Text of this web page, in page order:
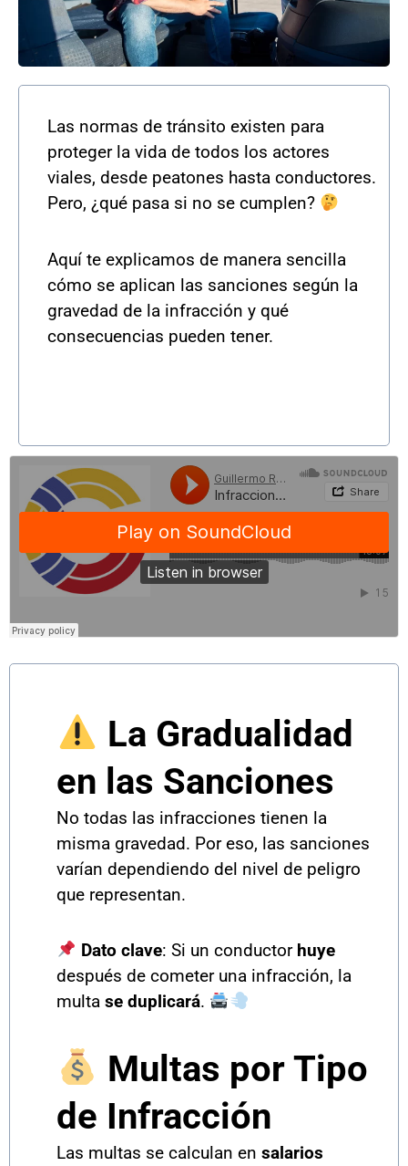
Las normas de tránsito existen para
proteger la vida de todos los actores
viales, desde peatones hasta conductores.
Pero, ¿qué pasa si no se cumplen?
Aquí te explicamos de manera sencilla
cómo se aplican las sanciones según la
gravedad de la infracción y qué
consecuencias pueden tener.
La Gradualidad
en las Sanciones
No todas las infracciones tienen la
misma gravedad. Por eso, las sanciones
varían dependiendo del nivel de peligro
que representan.
Dato clave: Si un conductor huye
después de cometer una infracción, la
multa se duplicará.
Multas por Tipo
de Infracción
Las multas se calculan en salarios